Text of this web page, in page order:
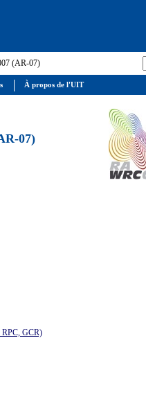
(AR-07)
07)
RPC, GCR)
À propos de l'UIT